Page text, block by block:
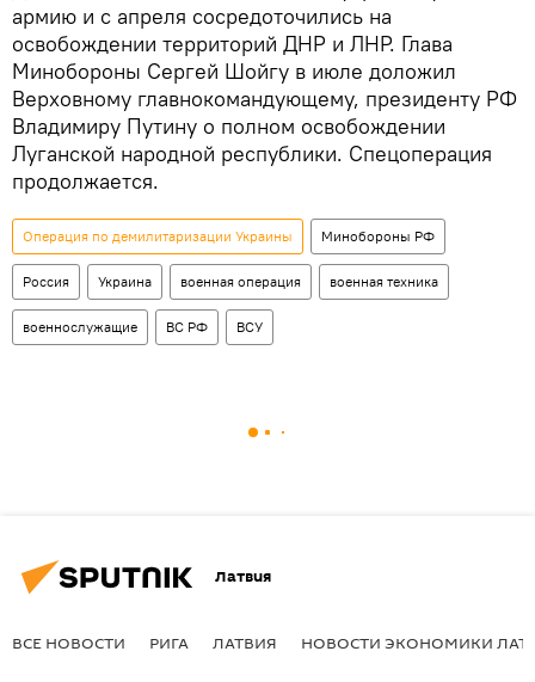
армию и с апреля сосредоточились на
освобождении территорий ДНР и ЛНР. Глава
Минобороны Сергей Шойгу в июле доложил
Верховному главнокомандующему, президенту РФ
Владимиру Путину о полном освобождении
Луганской народной республики. Спецоперация
продолжается.
Операция по демилитаризации Украины Минобороны РФ
Россия Украина военная операция военная техника
военнослужащие ВС РФ ВСУ
Латвия
ВСЕ НОВОСТИ РИГА ЛАТВИЯ НОВОСТИ ЭКОНОМИКИ